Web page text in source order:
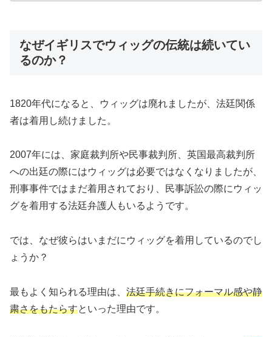
なぜイギリスでウィッグの伝統は続いてい
るのか？
1820年代になると、ウィッグは廃れましたが、法廷関係
者は着用し続けました。
2007年には、家庭裁判所や民事裁判所、英国最高裁判所
への出廷の際にはウィッグは必要ではなくなりましたが、
刑事事件ではまだ着用されており、民事訴訟の際にウィッ
グを着用する法廷弁護人もいるようです。
では、なぜ彼らはいまだにウィッグを着用しているのでし
ょうか？
最もよく知られる理由は、 法廷手続きにフォーマル感や静
粛さをもたらすといった理由です。